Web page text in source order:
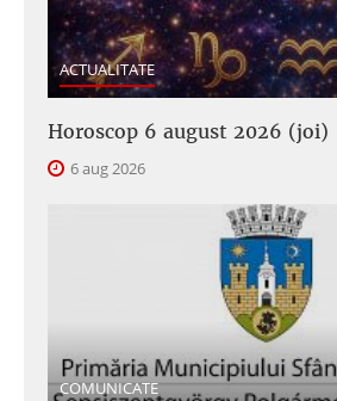
ACTUALITATE
Horoscop 6 august 2026 (joi)
6 aug 2026
COMUNICATE